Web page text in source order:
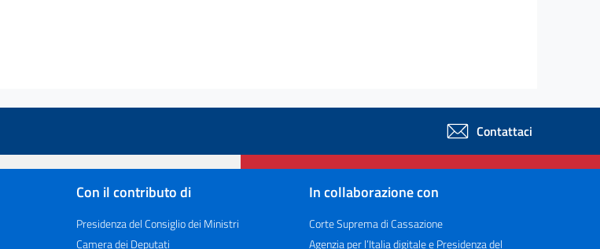
Contattaci
Con il contributo di
Presidenza del Consiglio dei Ministri
Camera dei Deputati
In collaborazione con
Corte Suprema di Cassazione
Agenzia per l’Italia digitale e Presidenza del